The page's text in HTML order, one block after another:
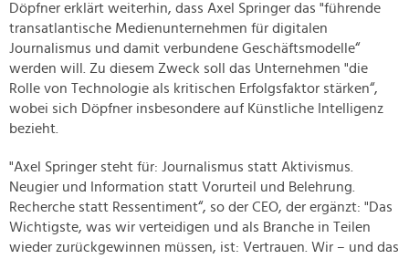
Döpfner erklärt weiterhin, dass Axel Springer das "führende
transatlantische Medienunternehmen für digitalen
Journalismus und damit verbundene Geschäftsmodelle“
werden will. Zu diesem Zweck soll das Unternehmen "die
Rolle von Technologie als kritischen Erfolgsfaktor stärken“,
wobei sich Döpfner insbesondere auf Künstliche Intelligenz
bezieht.
"Axel Springer steht für: Journalismus statt Aktivismus.
Neugier und Information statt Vorurteil und Belehrung.
Recherche statt Ressentiment“, so der CEO, der ergänzt: "Das
Wichtigste, was wir verteidigen und als Branche in Teilen
wieder zurückgewinnen müssen, ist: Vertrauen. Wir – und das